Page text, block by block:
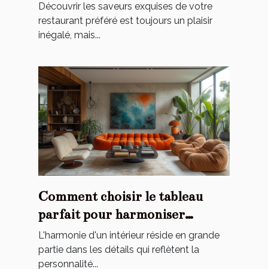
Découvrir les saveurs exquises de votre
restaurant préféré est toujours un plaisir
inégalé, mais...
Comment choisir le tableau
parfait pour harmoniser
l'ambiance de votre maison
L'harmonie d'un intérieur réside en grande
partie dans les détails qui reflètent la
personnalité...